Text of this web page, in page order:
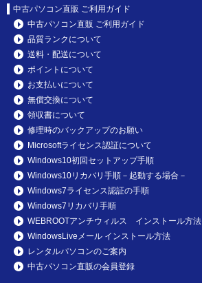
中古パソコン直販 ご利用ガイド
中古パソコン直販 ご利用ガイド
品質ランクについて
送料・配送について
ポイントについて
お支払いについて
無償交換について
領収書について
修理時のバックアップのお願い
Microsoftライセンス認証について
Windows10初回セットアップ手順
Windows10リカバリ手順－起動する場合－
Windows7ライセンス認証の手順
Windows7リカバリ手順
WEBROOTアンチウィルス インストール方法
WindowsLiveメール インストール方法
レンタルパソコンのご案内
中古パソコン直販の会員登録